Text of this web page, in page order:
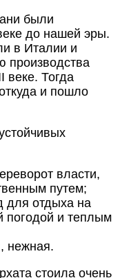
были
до нашей эры.
в Италии и
производства
веке. Тогда
и пошло
власти,
путем;
для отдыха на
погодой и теплым
нежная.
стоила очень